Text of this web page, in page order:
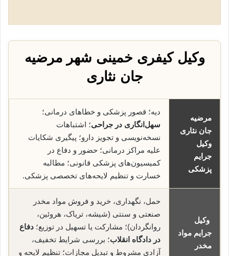
وکیل کیفری خمینی شهر مرضیه
جان نثاری
مرضیه
جان نثاری
وکیل
جرایم
پزشکی
دیه؛ قصور پزشکی و خطاهای درمانی؛
سهل‌انگاری در جراحی؛ اشتباهات
نسخه‌نویسی و تجویز دارو؛ پیگیری شکایات
علیه مراکز درمانی؛ حضور و دفاع در
کمیسیون‌های پزشکی قانونی؛ مطالبه
خسارت و تنظیم لایحه‌های تخصصی پزشکی.
وکیل
جرایم مواد
مخدر
حمل، نگهداری، خرید و فروش مواد مخدر
صنعتی و سنتی (شیشه، تریاک، هروئین،
روانگردان)؛ مشارکت یا تسهیل در توزیع؛ دفاع
در دادگاه انقلاب؛ بررسی شرایط تخفیف،
آزادی مشروط و تبدیل مجازات؛ تنظیم لایحه و